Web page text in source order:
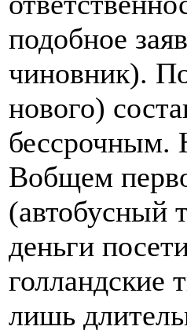
подобное
чиновник).
нового)
бессрочным.
Вобщем
(автобусный
деньги
лишь